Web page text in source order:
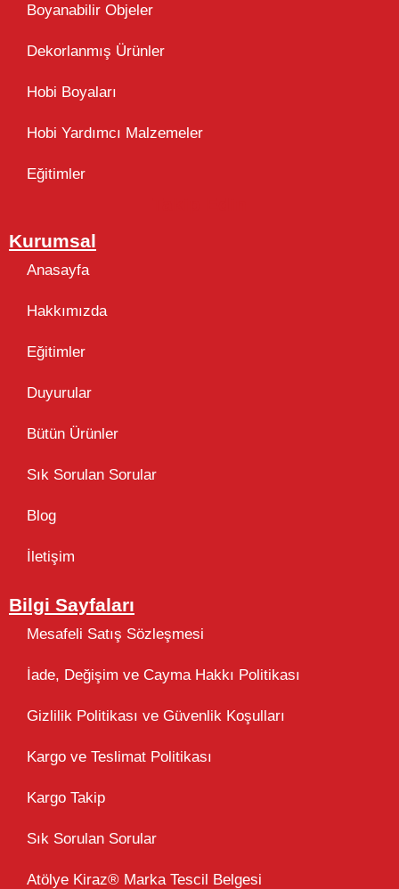
Boyanabilir Objeler
Dekorlanmış Ürünler
Hobi Boyaları
Hobi Yardımcı Malzemeler
Eğitimler
Kurumsal
Anasayfa
Hakkımızda
Eğitimler
Duyurular
Bütün Ürünler
Sık Sorulan Sorular
Blog
İletişim
Bilgi Sayfaları
Mesafeli Satış Sözleşmesi
İade, Değişim ve Cayma Hakkı Politikası
Gizlilik Politikası ve Güvenlik Koşulları
Kargo ve Teslimat Politikası
Kargo Takip
Sık Sorulan Sorular
Atölye Kiraz® Marka Tescil Belgesi